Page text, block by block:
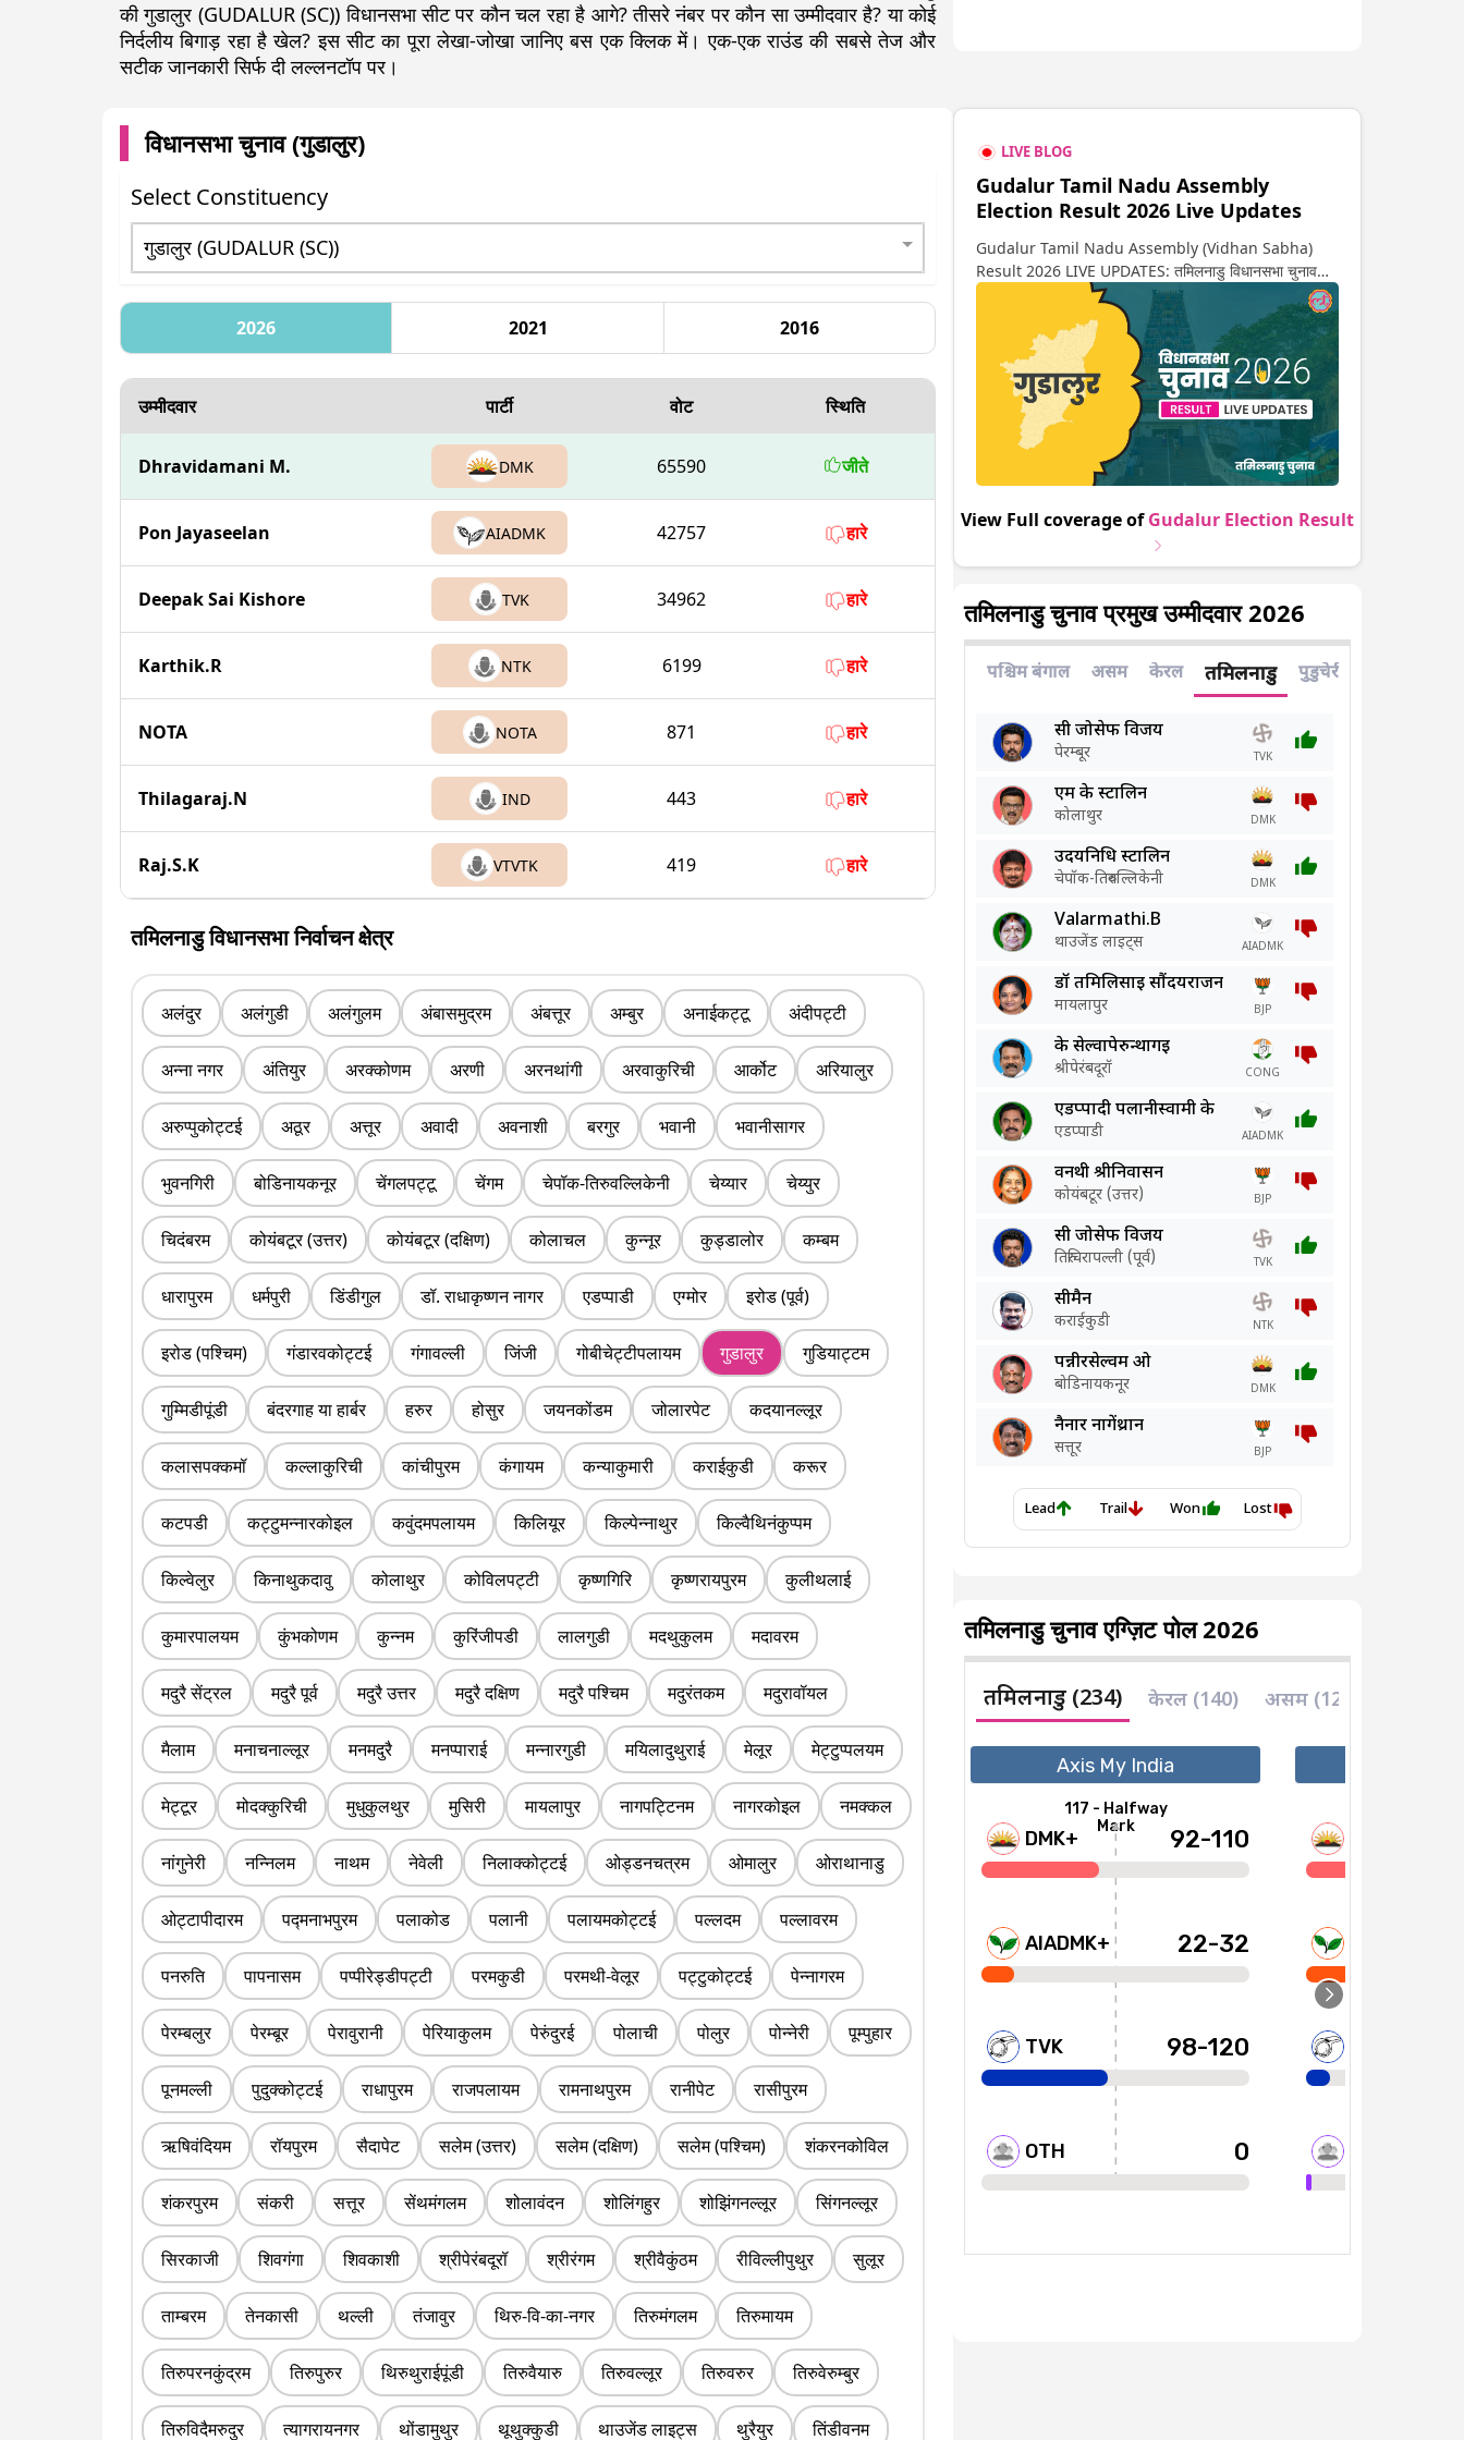
की गुडालुर (GUDALUR (SC)) विधानसभा सीट पर कौन चल रहा है आगे? तीसरे नंबर पर कौन सा उम्मीदवार है? या कोई
निर्दलीय बिगाड़ रहा है खेल? इस सीट का पूरा लेखा-जोखा जानिए बस एक क्लिक में। एक-एक राउंड की सबसे तेज और
सटीक जानकारी सिर्फ दी लल्लनटॉप पर।
विधानसभा चुनाव (गुडालुर)
Select Constituency
2026 2021 2016
उम्मीदवार पार्टी वोट स्थिति
Dhravidamani M. DMK 65590 जीते
Pon Jayaseelan AIADMK 42757 हारे
Deepak Sai Kishore TVK 34962 हारे
Karthik.R NTK 6199 हारे
NOTA NOTA 871 हारे
Thilagaraj.N IND 443 हारे
Raj.S.K VTVTK 419 हारे
तमिलनाडु विधानसभा निर्वाचन क्षेत्र
अलंदुर अलंगुडी अलंगुलम अंबासमुद्रम अंबत्तूर अम्बुर अनाईकट्टू अंदीपट्टी
अन्ना नगर अंतियुर अरक्कोणम अरणी अरनथांगी अरवाकुरिची आर्कोट अरियालुर
अरुप्पुकोट्टई अठूर अत्तूर अवादी अवनाशी बरगुर भवानी भवानीसागर
भुवनगिरी बोडिनायकनूर चेंगलपट्टू चेंगम चेपॉक-तिरुवल्लिकेनी चेय्यार चेय्युर
चिदंबरम कोयंबटूर (उत्तर) कोयंबटूर (दक्षिण) कोलाचल कुन्नूर कुड्डालोर कम्बम
धारापुरम धर्मपुरी डिंडीगुल डॉ. राधाकृष्णन नागर एडप्पाडी एग्मोर इरोड (पूर्व)
इरोड (पश्चिम) गंडारवकोट्टई गंगावल्ली जिंजी गोबीचेट्टीपलायम गुडालुर गुडियाट्टम
गुम्मिडीपूंडी बंदरगाह या हार्बर हरुर होसुर जयनकोंडम जोलारपेट कदयानल्लूर
कलासपक्कमॉ कल्लाकुरिची कांचीपुरम कंगायम कन्याकुमारी कराईकुडी करूर
कटपडी कट्टुमन्नारकोइल कवुंदमपलायम किलियूर किल्पेन्नाथुर किल्वैथिनंकुप्पम
किल्वेलुर किनाथुकदावु कोलाथुर कोविलपट्टी कृष्णगिरि कृष्णरायपुरम कुलीथलाई
कुमारपालयम कुंभकोणम कुन्नम कुरिंजीपडी लालगुडी मदथुकुलम मदावरम
मदुरै सेंट्रल मदुरै पूर्व मदुरै उत्तर मदुरै दक्षिण मदुरै पश्चिम मदुरंतकम मदुरावॉयल
मैलाम मनाचनाल्लूर मनमदुरै मनप्पाराई मन्नारगुडी मयिलादुथुराई मेलूर मेट्टुप्पलयम
मेट्टूर मोदक्कुरिची मुधुकुलथुर मुसिरी मायलापुर नागपट्टिनम नागरकोइल नमक्कल
नांगुनेरी नन्निलम नाथम नेवेली निलाक्कोट्टई ओड्डनचत्रम ओमालुर ओराथानाडु
ओट्टापीदारम पद्मनाभपुरम पलाकोड पलानी पलायमकोट्टई पल्लदम पल्लावरम
पनरुति पापनासम पप्पीरेड्डीपट्टी परमकुडी परमथी-वेलूर पट्टुकोट्टई पेन्नागरम
पेरम्बलुर पेरम्बूर पेरावुरानी पेरियाकुलम पेरुंदुरई पोलाची पोलुर पोन्नेरी पूम्पुहार
पूनमल्ली पुदुक्कोट्टई राधापुरम राजपलायम रामनाथपुरम रानीपेट रासीपुरम
ऋषिवंदियम रॉयपुरम सैदापेट सलेम (उत्तर) सलेम (दक्षिण) सलेम (पश्चिम) शंकरनकोविल
शंकरपुरम संकरी सत्तूर सेंथमंगलम शोलावंदन शोलिंगहुर शोझिंगनल्लूर सिंगनल्लूर
सिरकाजी शिवगंगा शिवकाशी श्रीपेरंबदूरॉ श्रीरंगम श्रीवैकुंठम रीविल्लीपुथुर सुलूर
ताम्बरम तेनकासी थल्ली तंजावुर थिरु-वि-का-नगर तिरुमंगलम तिरुमायम
तिरुपरनकुंद्रम तिरुपुरुर थिरुथुराईपूंडी तिरुवैयारु तिरुवल्लूर तिरुवरुर तिरुवेरुम्बुर
तिरुविदैमरुदुर त्यागरायनगर थोंडामुथुर थूथुक्कुडी थाउजेंड लाइट्स थुरैयुर तिंडीवनम
LIVE BLOG
Gudalur Tamil Nadu Assembly
Election Result 2026 Live Updates
Gudalur Tamil Nadu Assembly (Vidhan Sabha)
Result 2026 LIVE UPDATES: तमिलनाडु विधानसभा चुनाव
2026 की गिनती अगले कुछ ही देर में शुरू होने वाली है. यहां देखें
गुडालुर सीट पर कौन आगे-कौन पीछे से लेकर किस तरफ जा रहें है
रुझान. साथ ही पाइए इस सीट पर हो रही हर एक हलचल की अपडेट
वो भी रियल टाइम में
View Full coverage ofGudalur Election Result
तमिलनाडु चुनाव प्रमुख उम्मीदवार 2026
तमिलनाडु चुनाव एग्ज़िट पोल 2026